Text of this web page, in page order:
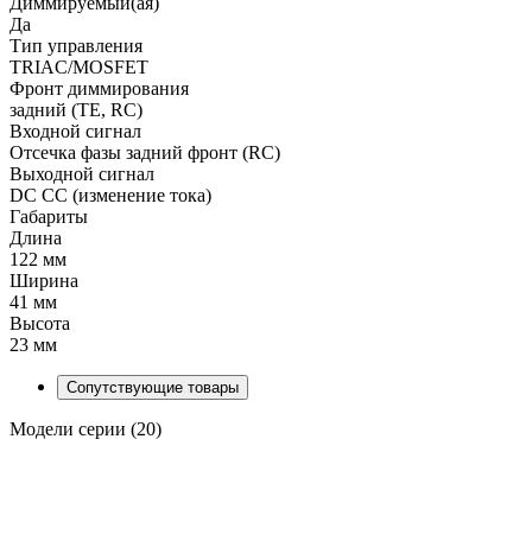
Да
Тип управления
TRIAC/MOSFET
Фронт диммирования
задний (TE, RC)
Входной сигнал
Отсечка фазы задний фронт (RC)
Выходной сигнал
DC CC (изменение тока)
Габариты
Длина
122 мм
Ширина
41 мм
Высота
23 мм
Сопутствующие товары
Модели серии (20)